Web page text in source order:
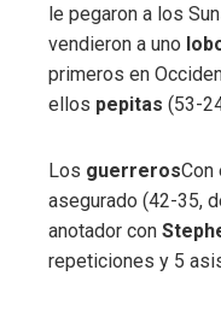
le pegaron a los
vendieron a uno
primeros en
ellos pepitas (53-
Los guerrerosCon
asegurado (42-35,
anotador con
repeticiones y 5